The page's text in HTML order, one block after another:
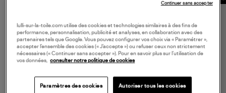
lulli-sur-la-toile.com utilise des cookies et technologies similaires à des fins de
performance, personnalisation, publicité et analyses, en collaboration avec des
partenaires tels que Google. Vous pouvez configurer vos choix via « Paramétrer »,
accepter l’ensemble des cookies (« J’accepte ») ou refuser ceux non strictement
nécessaires (« Continuer sans accepter »). Pour en savoir plus sur l’utilisation de
vos données, consulter notre politique de cookies
Paramètres des cookies Autoriser tous les cookies
Continuer sans accepter